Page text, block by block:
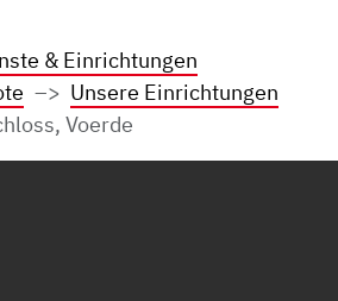
& Einrichtungen
Unsere Einrichtungen
Voerde